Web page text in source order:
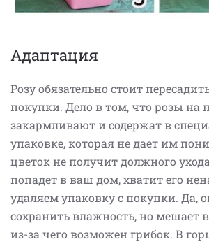
Адаптация
Розу обязательно стоит
покупки. Дело в том, что розы на
закармливают и содержат в
упаковке, которая не дает им
цветок не получит должного
попадет в ваш дом, хватит его
удаляем упаковку с покупки. Да,
сохранить влажность, но мешает
из-за чего возможен грибок. В